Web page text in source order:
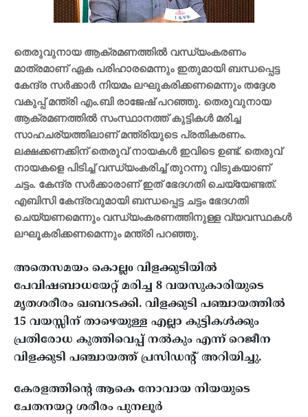
തെരുവുനായ ആക്രമണത്തിൽ വന്ധ്യംകരണം
മാത്രമാണ് ഏക പരിഹാരമെന്നും ഇതുമായി ബന്ധപ്പെട്ട
കേന്ദ്ര സർക്കാർ നിയമം ലഘുകരിക്കണമെന്നും തദ്ദേശ
വകുപ്പ് മന്ത്രി എം.ബി രാജേഷ് പറഞ്ഞു. തെരുവുനായ
ആക്രമണത്തിൽ സംസ്ഥാനത്ത് കുട്ടികൾ മരിച്ച
സാഹചര്യത്തിലാണ് മന്ത്രിയുടെ പ്രതികരണം.
ലക്ഷക്കണക്കിന് തെരുവ് നായകൾ ഇവിടെ ഉണ്ട്. തെരുവ്
നായകളെ പിടിച്ച് വന്ധ്യംകരിച്ച് തുറന്നു വിടുകയാണ്
ചട്ടം. കേന്ദ്ര സർക്കാരാണ് ഇത് ഭേദഗതി ചെയ്യേണ്ടത്.
എബിസി കേന്ദ്രവുമായി ബന്ധപ്പെട്ട ചട്ടം ഭേദഗതി
ചെയ്യണമെന്നും വന്ധ്യംകരണത്തിനുള്ള വ്യവസ്ഥകൾ
ലഘൂകരിക്കണമെന്നും മന്ത്രി പറഞ്ഞു.
അതെസമയം കൊല്ലo വിളക്കുടിയില്‍
പേവിഷബാധയേറ്റ് മരിച്ച 8 വയസുകാരിയുടെ
മൃതശരീരം ഖബറടക്കി. വിളക്കുടി പഞ്ചായത്തില്‍
15 വയസ്സിന് താഴെയുള്ള എല്ലാ കുട്ടികള്‍ക്കും
പ്രതിരോധ കുത്തിവെപ്പ് നല്‍കും എന്ന് റെജീന
വിളക്കുടി പഞ്ചായത്ത് പ്രസിഡന്റ് അറിയിച്ചു.
കേരളത്തിന്റെ ആകെ നോവായ നിയയുടെ
ചേതനയറ്റ ശരീരം പുനലൂര്‍